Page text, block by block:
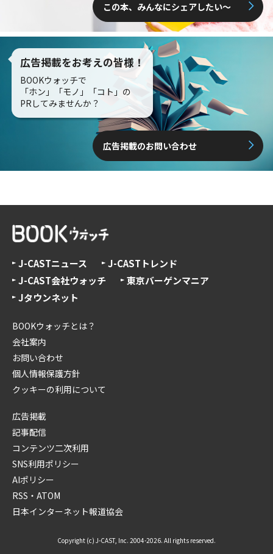
この本、みんなにシェアしたい〜
広告掲載をお考えの皆様！
BOOKウォッチで
「ホン」「モノ」「コト」の
PRしてみませんか？
広告掲載のお問い合わせ
J-CASTニュース
J-CASTトレンド
J-CAST会社ウォッチ
東京バーゲンマニア
Jタウンネット
BOOKウォッチとは？
会社案内
お問い合わせ
個人情報保護方針
クッキーの利用について
広告掲載
記事配信
コンテンツ二次利用
SNS利用ポリシー
AIポリシー
RSS・ATOM
日本インターネット報道協会
Copyright (c) J-CAST, Inc. 2004-2026. All rights reserved.